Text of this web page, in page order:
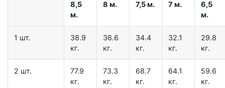
8,5
м.
8 м. 7,5 м. 7 м.
6,5
м.
1 шт.
38.9
кг.
36.6
кг.
34.4
кг.
32.1
кг.
29.8
кг.
2 шт.
77.9
кг.
73.3
кг.
68.7
кг.
64.1
кг.
59.6
кг.